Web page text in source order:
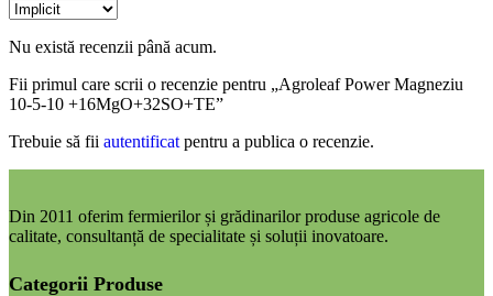
Nu există recenzii până acum.
Fii primul care scrii o recenzie pentru „Agroleaf Power Magneziu
10-5-10 +16MgO+32SO+TE”
Trebuie să fii autentificat pentru a publica o recenzie.
Din 2011 oferim fermierilor și grădinarilor produse agricole de
calitate, consultanță de specialitate și soluții inovatoare.
Categorii Produse